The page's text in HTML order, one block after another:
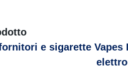
e sigarette